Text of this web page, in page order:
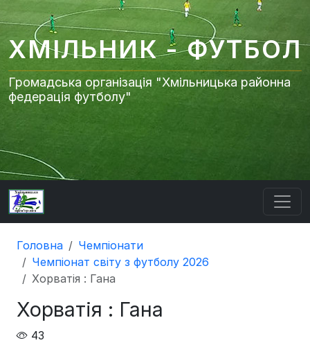
ХМІЛЬНИК - ФУТБОЛ
Громадська організація "Хмільницька районна
федерація футболу"
Головна
Чемпіонати
Чемпіонат світу з футболу 2026
Хорватія : Гана
Хорватія : Гана
43